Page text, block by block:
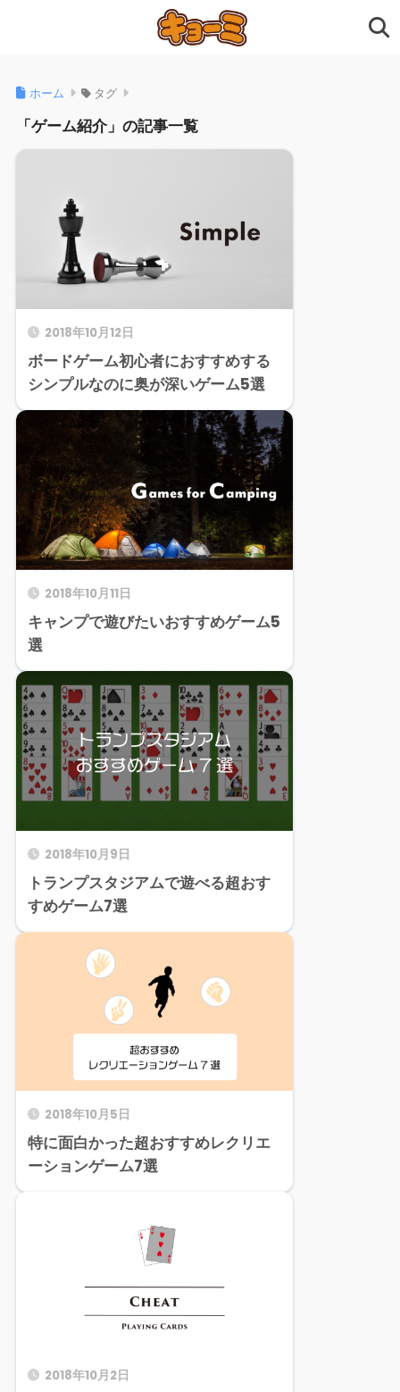
ホーム タグ
「ゲーム紹介」の記事一覧
2018年10月12日
ボードゲーム初心者におすすめする
シンプルなのに奥が深いゲーム5選
2018年10月11日
キャンプで遊びたいおすすめゲーム5
選
2018年10月9日
トランプスタジアムで遊べる超おす
すめゲーム7選
2018年10月5日
特に面白かった超おすすめレクリエ
ーションゲーム7選
2018年10月2日